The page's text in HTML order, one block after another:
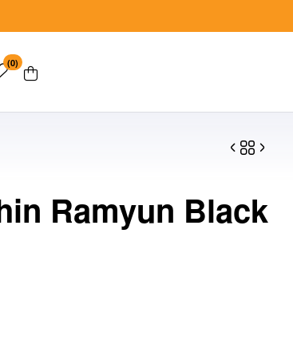
(0)
$ 30.00
$ 150.00
Ramyun Black